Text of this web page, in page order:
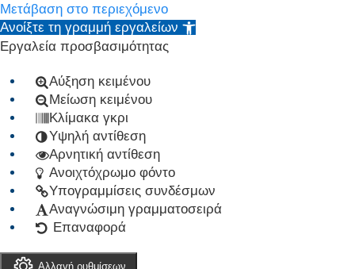
Μετάβαση στο περιεχόμενο
Ανοίξτε τη γραμμή εργαλείων
Εργαλεία προσβασιμότητας
Αύξηση κειμένου
Μείωση κειμένου
Κλίμακα γκρι
Υψηλή αντίθεση
Αρνητική αντίθεση
Ανοιχτόχρωμο φόντο
Υπογραμμίσεις συνδέσμων
Αναγνώσιμη γραμματοσειρά
Επαναφορά
Αλλαγή ρυθμίσεων